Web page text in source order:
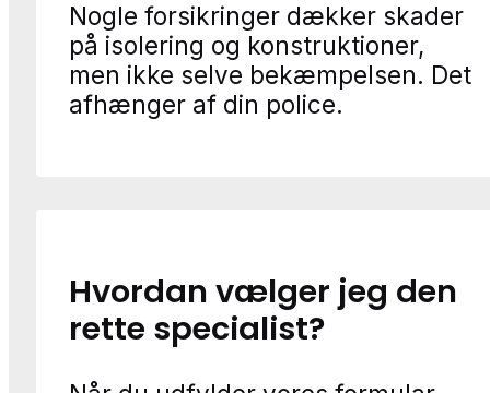
Nogle forsikringer dækker skader
på isolering og konstruktioner,
men ikke selve bekæmpelsen. Det
afhænger af din police.
Hvordan vælger jeg den
rette specialist?